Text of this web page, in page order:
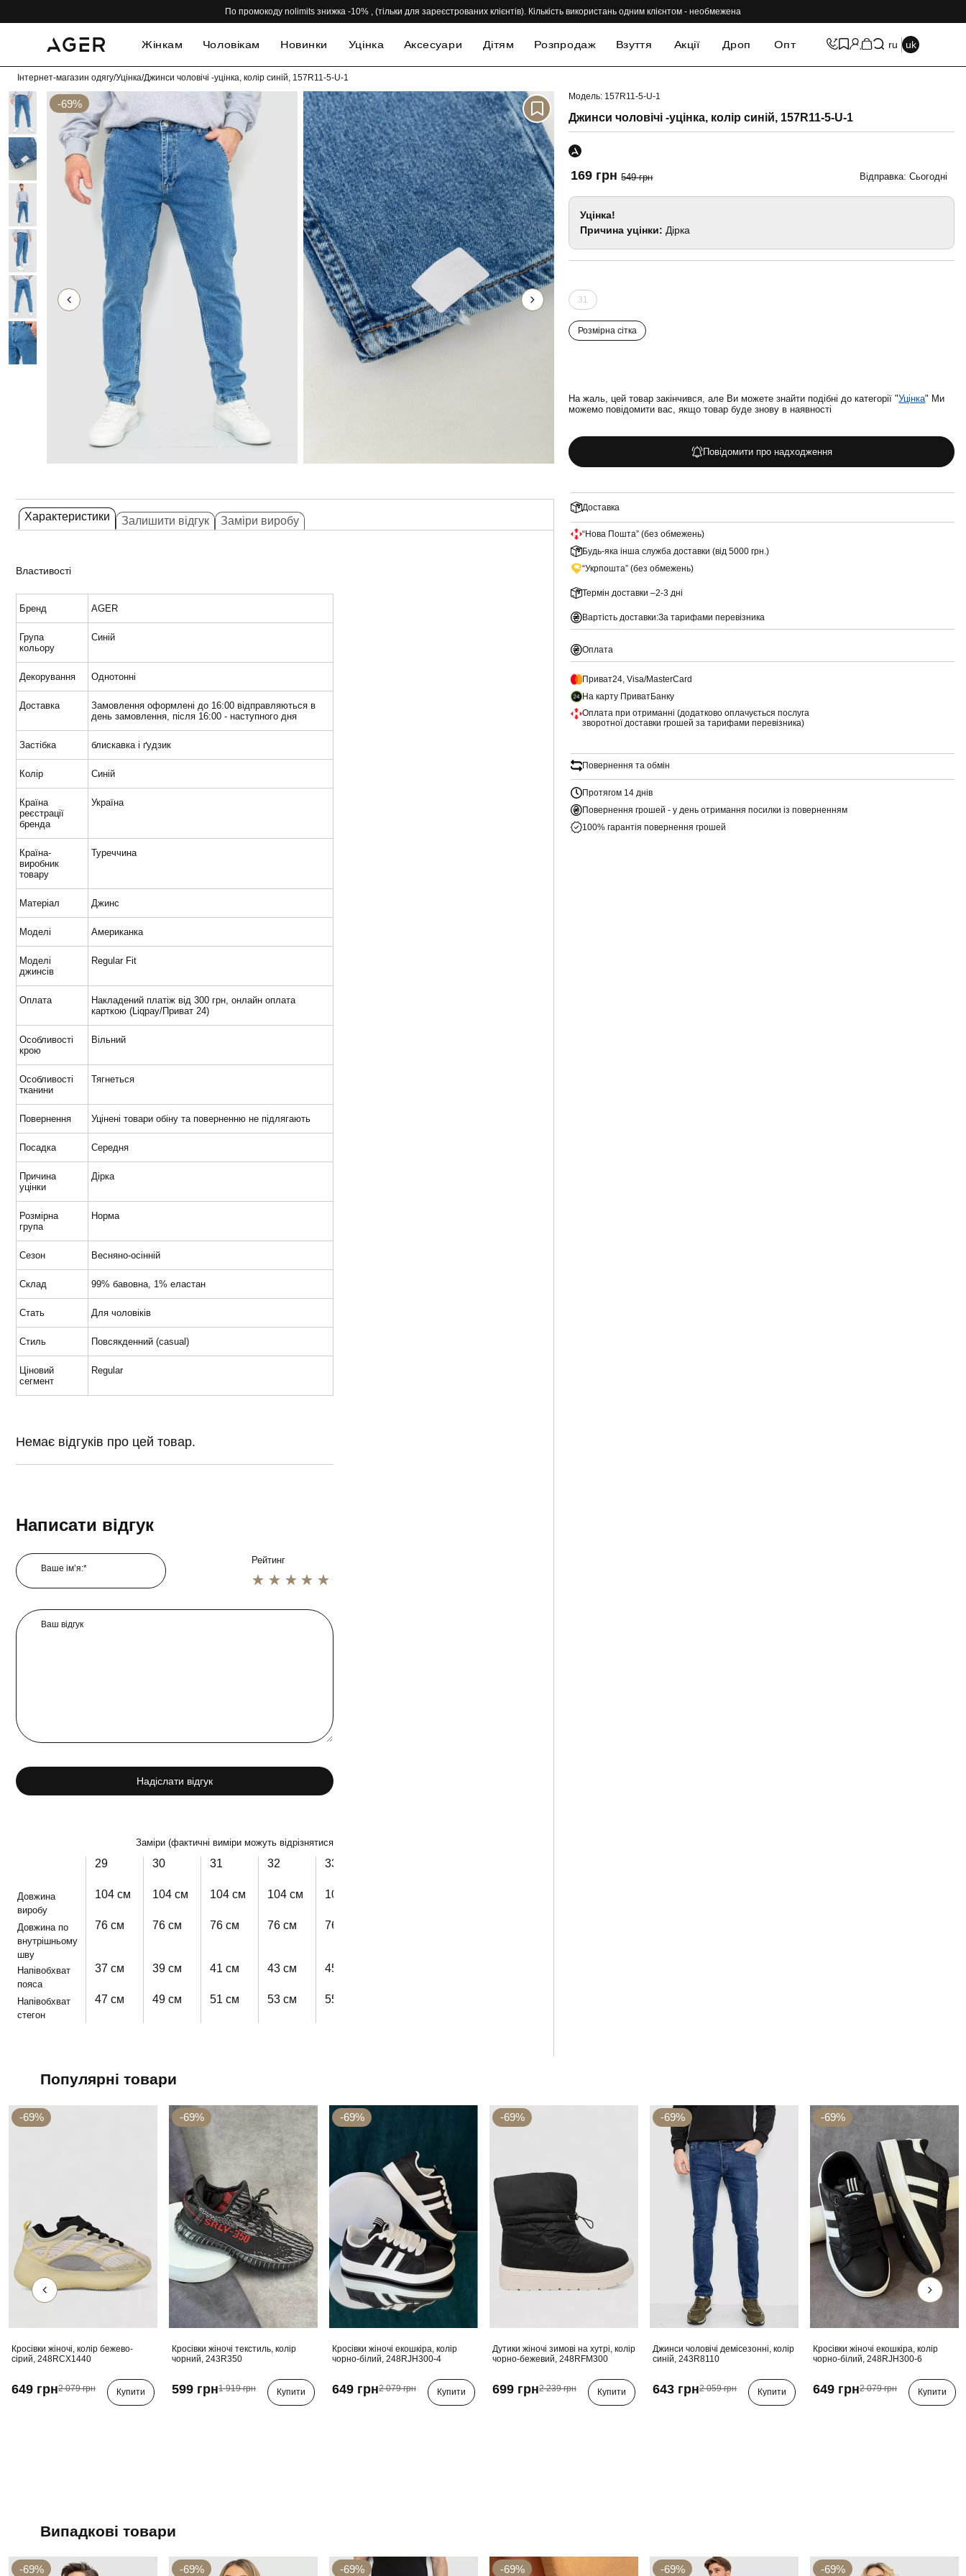
По промокоду nolimits знижка -10% , (тільки для зареєстрованих клієнтів). Кількість використань одним клієнтом - необмежена
Жінкам Чоловікам Новинки Уцінка Аксесуари Дітям Розпродаж Взуття Акції Дроп Опт ru uk
Інтернет-магазин одягу/Уцінка/Джинси чоловічі -уцінка, колір синій, 157R11-5-U-1
-69% -69%
Характеристики Залишити відгук Заміри виробу
Властивості
Бренд AGER
Група
кольору
Синій
Декорування Однотонні
Доставка
Замовлення оформлені до 16:00 відправляються в
день замовлення, після 16:00 - наступного дня
Застібка блискавка і ґудзик
Колір Синій
Країна
реєстрації
бренда
Україна
Країна-
виробник
товару
Туреччина
Матеріал Джинс
Моделі Американка
Моделі
джинсів
Regular Fit
Оплата
Накладений платіж від 300 грн, онлайн оплата
карткою (Liqpay/Приват 24)
Особливості
крою
Вільний
Особливості
тканини
Тягнеться
Повернення Уцінені товари обіну та поверненню не підлягають
Посадка Середня
Причина
уцінки
Дірка
Розмірна
група
Норма
Сезон Весняно-осінній
Склад 99% бавовна, 1% еластан
Стать Для чоловіків
Стиль Повсякденний (casual)
Ціновий
сегмент
Regular
Немає відгуків про цей товар.
Написати відгук
Ваше ім’я:*
Рейтинг
1 star
2 star
3 star
4 star
5 star
Ваш відгук
Надіслати відгук
Заміри (фактичні виміри можуть відрізнятися +- 2 см)
29 30 31 32 33
Довжина
виробу
104 см 104 см 104 см 104 см 104 см
Довжина по
внутрішньому
шву
76 см 76 см 76 см 76 см 76 см
Напівобхват
пояса
37 см 39 см 41 см 43 см 45 см
Напівобхват
стегон
47 см 49 см 51 см 53 см 55 см
Модель: 157R11-5-U-1
Джинси чоловічі -уцінка, колір синій, 157R11-5-U-1
169 грн 549 грн Відправка: Сьогодні
Уцінка!
Причина уцінки: Дірка
31
Розмірна сітка
На жаль, цей товар закінчився, але Ви можете знайти подібні до категорії "Уцінка" Ми
можемо повідомити вас, якщо товар буде знову в наявності
Повідомити про надходження
Доставка
“Нова Пошта” (без обмежень)
Будь-яка інша служба доставки (від 5000 грн.)
“Укрпошта” (без обмежень)
Термін доставки –2-3 дні
Вартість доставки:За тарифами перевізника
Оплата
Приват24, Visa/MasterCard
На карту ПриватБанку
Оплата при отриманні (додатково оплачується послуга
зворотної доставки грошей за тарифами перевізника)
Повернення та обмін
Протягом 14 днів
Повернення грошей - у день отримання посилки із поверненням
100% гарантія повернення грошей
Популярні товари
-69%
Кросівки жіночі, колір бежево-
сірий, 248RCX1440
649 грн2 079 грн Купити
-69%
Кросівки жіночі текстиль, колір
чорний, 243R350
599 грн1 919 грн Купити
-69%
Кросівки жіночі екошкіра, колір
чорно-білий, 248RJH300-4
649 грн2 079 грн Купити
-69%
Дутики жіночі зимові на хутрі, колір
чорно-бежевий, 248RFM300
699 грн2 239 грн Купити
-69%
Джинси чоловічі демісезонні, колір
синій, 243R8110
643 грн2 059 грн Купити
-69%
Кросівки жіночі екошкіра, колір
чорно-білий, 248RJH300-6
649 грн2 079 грн Купити
Випадкові товари
-69% -69% -69% -69% -69% -69%